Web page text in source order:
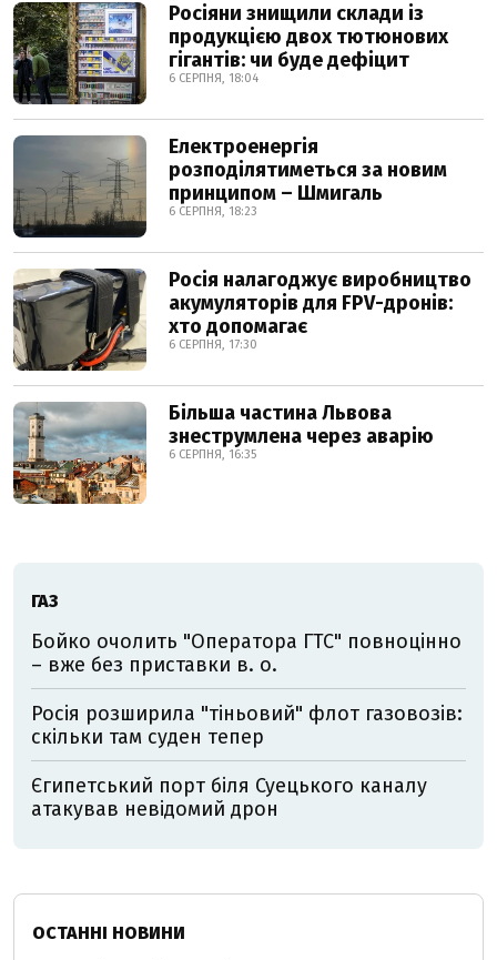
Росіяни знищили склади із
продукцією двох тютюнових
гігантів: чи буде дефіцит
6 СЕРПНЯ, 18:04
Електроенергія
розподілятиметься за новим
принципом – Шмигаль
6 СЕРПНЯ, 18:23
Росія налагоджує виробництво
акумуляторів для FPV-дронів:
хто допомагає
6 СЕРПНЯ, 17:30
Більша частина Львова
знеструмлена через аварію
6 СЕРПНЯ, 16:35
ГАЗ
Бойко очолить "Оператора ГТС" повноцінно
– вже без приставки в. о.
Росія розширила "тіньовий" флот газовозів:
скільки там суден тепер
Єгипетський порт біля Суецького каналу
атакував невідомий дрон
ОСТАННІ НОВИНИ